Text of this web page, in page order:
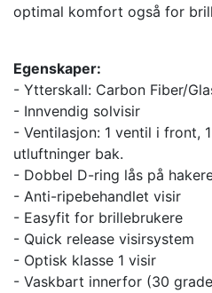
optimal komfort også for
Egenskaper:
- Ytterskall: Carbon Fiber/
- Innvendig solvisir
- Ventilasjon: 1 ventil i front,
utluftninger bak.
- Dobbel D-ring lås på
- Anti-ripebehandlet visir
- Easyfit for brillebrukere
- Quick release visirsystem
- Optisk klasse 1 visir
- Vaskbart innerfor (30